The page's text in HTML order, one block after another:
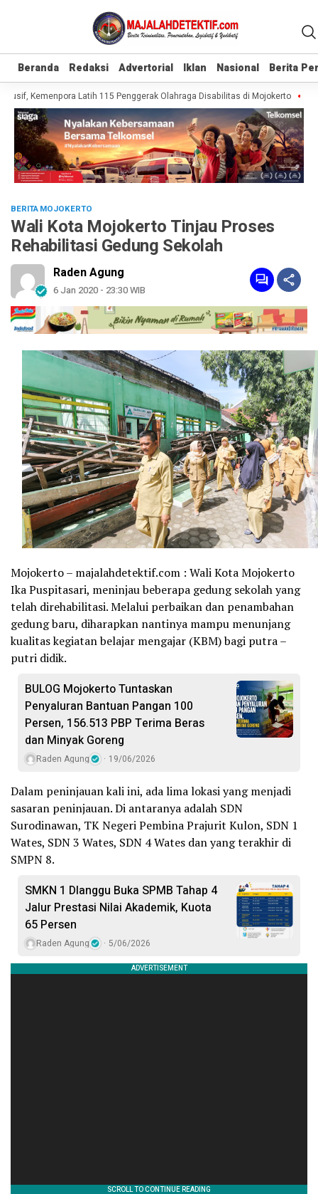
Beranda Redaksi Advertorial Iklan Nasional Berita
Beranda Redaksi Advertorial Iklan Nasional Berita
Kemenpora Latih 115 Penggerak Olahraga Disabilitas di Mojokerto
BERITA MOJOKERTO
Wali Kota Mojokerto Tinjau Proses
Rehabilitasi Gedung Sekolah
Raden Agung
6 Jan 2020 - 23:30 WIB
Mojokerto – majalahdetektif.com : Wali Kota Mojokerto
Ika Puspitasari, meninjau beberapa gedung sekolah yang
telah direhabilitasi. Melalui perbaikan dan penambahan
gedung baru, diharapkan nantinya mampu menunjang
kualitas kegiatan belajar mengajar (KBM) bagi putra –
putri didik.
BULOG Mojokerto Tuntaskan
Penyaluran Bantuan Pangan 100
Persen, 156.513 PBP Terima Beras
dan Minyak Goreng
Raden Agung 19/06/2026
Dalam peninjauan kali ini, ada lima lokasi yang menjadi
sasaran peninjauan. Di antaranya adalah SDN
Surodinawan, TK Negeri Pembina Prajurit Kulon, SDN 1
Wates, SDN 3 Wates, SDN 4 Wates dan yang terakhir di
SMPN 8.
SMKN 1 Dlanggu Buka SPMB Tahap 4
Jalur Prestasi Nilai Akademik, Kuota
65 Persen
Raden Agung 5/06/2026